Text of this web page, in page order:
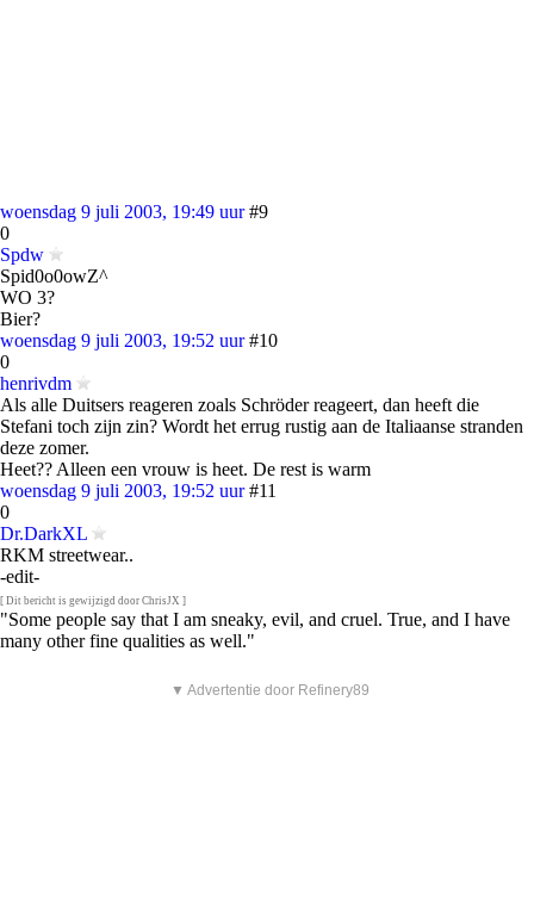
woensdag 9 juli 2003, 19:49 uur #9
0
Spdw
Spid0o0owZ^
WO 3?
Bier?
woensdag 9 juli 2003, 19:52 uur #10
0
henrivdm
Als alle Duitsers reageren zoals Schröder reageert, dan heeft die
Stefani toch zijn zin? Wordt het errug rustig aan de Italiaanse stranden
deze zomer.
Heet?? Alleen een vrouw is heet. De rest is warm
woensdag 9 juli 2003, 19:52 uur #11
0
Dr.DarkXL
RKM streetwear..
-edit-
[ Dit bericht is gewijzigd door ChrisJX ]
"Some people say that I am sneaky, evil, and cruel. True, and I have
many other fine qualities as well."
▼ Advertentie door Refinery89